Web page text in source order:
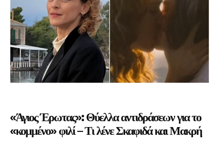
«Άγιος Έρωτας»: Θύελλα αντιδράσεων για το
«κομμένο» φιλί – Τι λένε Σκαφιδά και Μακρή